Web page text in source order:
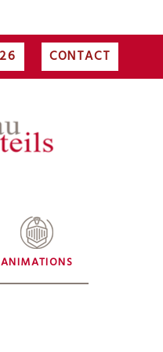
CONTACT
ANIMATIONS